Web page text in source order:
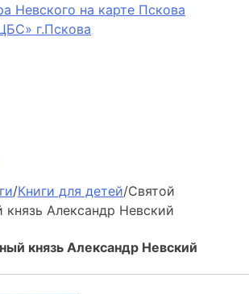
Невского на карте Пскова
г.Пскова
/Книги для детей/Святой
князь Александр Невский
князь Александр Невский